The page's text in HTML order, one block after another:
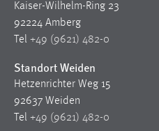
Kaiser-Wilhelm-Ring 23
92224 Amberg
Tel +49 (9621) 482-0
Standort Weiden
Hetzenrichter Weg 15
92637 Weiden
Tel +49 (9621) 482-0